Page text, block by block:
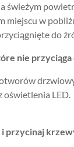
świeżym
miejscu w
do
nie
oświetlenia
i przycinaj